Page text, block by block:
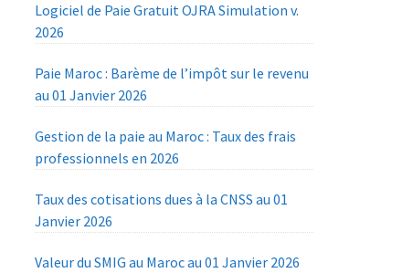
Logiciel de Paie Gratuit OJRA Simulation v.
2026
Paie Maroc : Barème de l’impôt sur le revenu
au 01 Janvier 2026
Gestion de la paie au Maroc : Taux des frais
professionnels en 2026
Taux des cotisations dues à la CNSS au 01
Janvier 2026
Valeur du SMIG au Maroc au 01 Janvier 2026